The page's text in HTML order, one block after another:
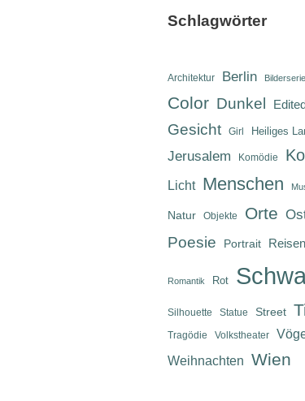
Schlagwörter
Architektur Berlin
Color Dunkel
Gesicht Girl Heiliges
Jerusalem Komödie
Licht Menschen
Natur Objekte Orte
Poesie Portrait Reisen
Romantik Rot
Silhouette Statue Street
Tragödie Volkstheater
Weihnachten Wien